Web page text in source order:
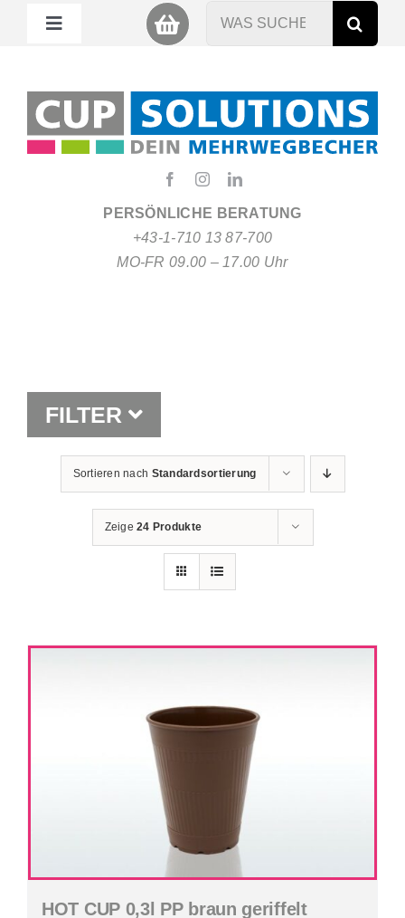
PERSÖNLICHE BERATUNG
+43-1-710 13 87-700
MO-FR 09.00 – 17.00 Uhr
Toggle
Miet Cup
Nachhaltigkeit
Suche
FILTER
Sortieren nach Standardsortierung
Zeige24 Produkte
HOT CUP 0,3l PP braun geriffelt